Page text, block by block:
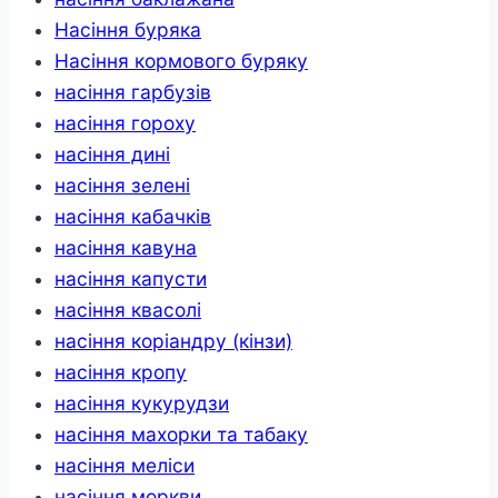
Насіння буряка
Насіння кормового буряку
насіння гарбузів
насіння гороху
насіння дині
насіння зелені
насіння кабачків
насіння кавуна
насіння капусти
насіння квасолі
насіння коріандру (кінзи)
насіння кропу
насіння кукурудзи
насіння махорки та табаку
насіння меліси